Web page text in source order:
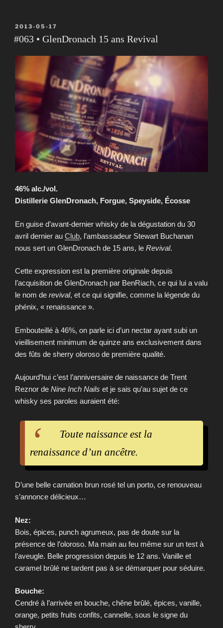
PUBLIÉ
LE
2013-05-17
#063 • GlenDronach 15 ans Revival
46% alc./vol.
Distillerie GlenDronach, Forgue, Speyside, Écosse
En guise d’avant-dernier whisky de la dégustation du 30
avril dernier au Club, l’ambassadeur Stewart Buchanan
nous sert un GlenDronach de 15 ans, le Revival.
Cette expression est la première originale depuis
l’acquisition de GlenDronach par BenRiach, ce qui lui a valu
le nom de revival, et ce qui signifie, comme la légende du
phénix, « renaissance ».
Embouteillé à 46%, on parle ici d’un nectar ayant subi un
vieillisement minimum de quinze ans exclusivement dans
des fûts de sherry oloroso de première qualité.
Aujourd’hui c’est l’anniversaire de naissance de Trent
Reznor de Nine Inch Nails et je sais qu’au sujet de ce
whisky ses paroles auraient été:
Toute naissance est la
renaissance d’un ancêtre.
D’une belle carnation brun rosé tel un porto, ce renouveau
s’annonce délicieux…
Nez:
Bois, épices, punch agrumeux, pas de doute sur la
présence de l’oloroso. Ma main au feu même sur un test à
l’aveugle. Belle progression depuis le 12 ans. Vanille et
caramel brûlé ne tardent pas à se démarquer pour séduire.
Bouche:
Cendré à l’arrivée en bouche, chêne brûlé, épices, vanille,
orange, petits fruits confits, cannelle, sous le signe du